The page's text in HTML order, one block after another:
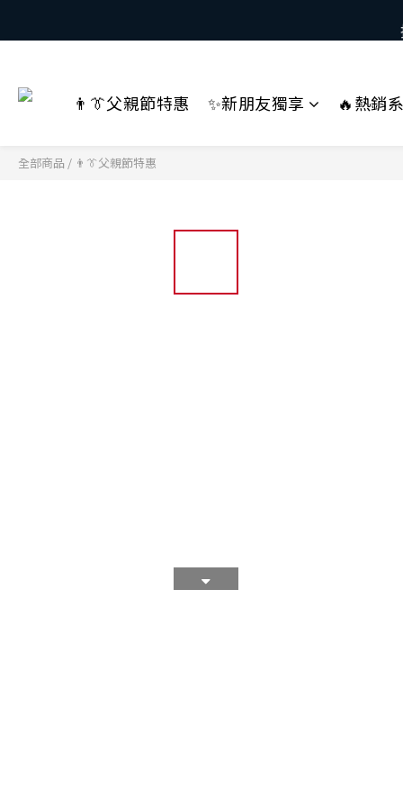
👨👔父親節特惠 ✨新朋友獨享 🔥熱銷
全部商品 / 👨👔父親節特惠